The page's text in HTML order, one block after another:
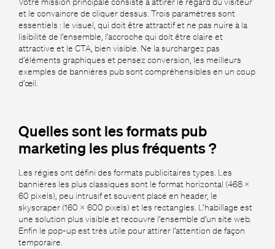
et le convaincre de cliquer dessus. Trois paramètres sont
essentiels : le visuel, qui doit être attractif et ne pas nuire à la
lisibilité de l’ensemble, l’accroche qui doit être claire et
attractive et le CTA, bien visible. Ne la surchargez pas
d’éléments graphiques et pensez conversion, les meilleurs
exemples de bannières pub sont compréhensibles en un coup
d’œil.
Quelles sont les formats pub
marketing les plus fréquents ?
Les régies ont défini des formats publicitaires types. Les
bannières les plus classiques sont le format horizontal (468 x
60 pixels), peu intrusif et souvent placé en header, le
skyscraper (160 x 600 pixels) et les rectangles. L’habillage est
une solution plus visible et recouvre l’ensemble d’un site web.
Enfin le pop-up est très utile pour attirer l’attention de façon
temporaire.